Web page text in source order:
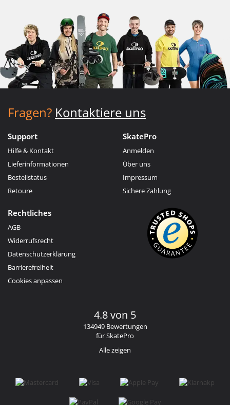
Fragen? Kontaktiere uns
Support
Hilfe & Kontakt
Lieferinformationen
Bestellstatus
Retoure
SkatePro
Anmelden
Über uns
Impressum
Sichere Zahlung
Rechtliches
AGB
Widerrufsrecht
Datenschutzerklärung
Barrierefreiheit
Cookies anpassen
4.8 von 5
134949 Bewertungen
für SkatePro
Alle zeigen